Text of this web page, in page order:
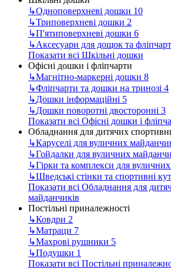
↳Одноповерхневі дошки 10
↳Триповерхневі дошки 2
↳П'ятиповерхневі дошки 6
↳Аксесуари для дощок та
Показати всі Шкільні дошки
Офісні дошки і фліпчарти
↳Магнітно-маркерні дошки 8
↳Фліпчарти та дошки на тринозі 4
↳Дошки інформаційні 5
↳Дошки поворотні двосторонні 3
Показати всі Офісні дошки і
Обладнання для дитячих
↳Каруселі для вуличних
↳Гойдалки для вуличних
↳Гірки та комплекси для
↳Шведські стінки та спортивні
Показати всі Обладнання для
майданчиків
Постільні приналежності
↳Ковдри 2
↳Матраци 7
↳Махрові рушники 5
↳Подушки 1
Показати всі Постільні